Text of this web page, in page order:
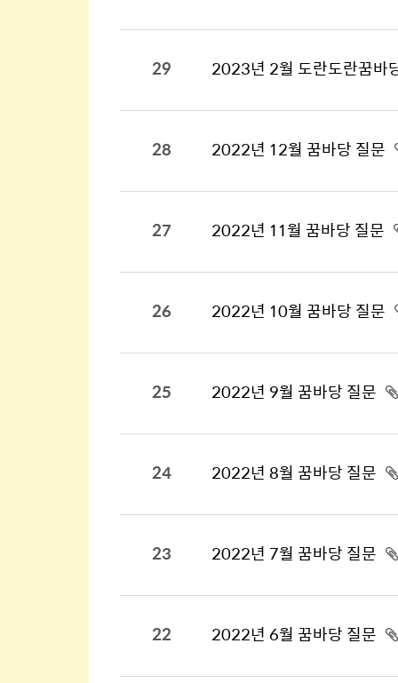
29 2023년 2월 도란도란꿈바
28 2022년 12월 꿈바당 질문
27 2022년 11월 꿈바당 질문
26 2022년 10월 꿈바당 질문
25 2022년 9월 꿈바당 질문
24 2022년 8월 꿈바당 질문
23 2022년 7월 꿈바당 질문
22 2022년 6월 꿈바당 질문